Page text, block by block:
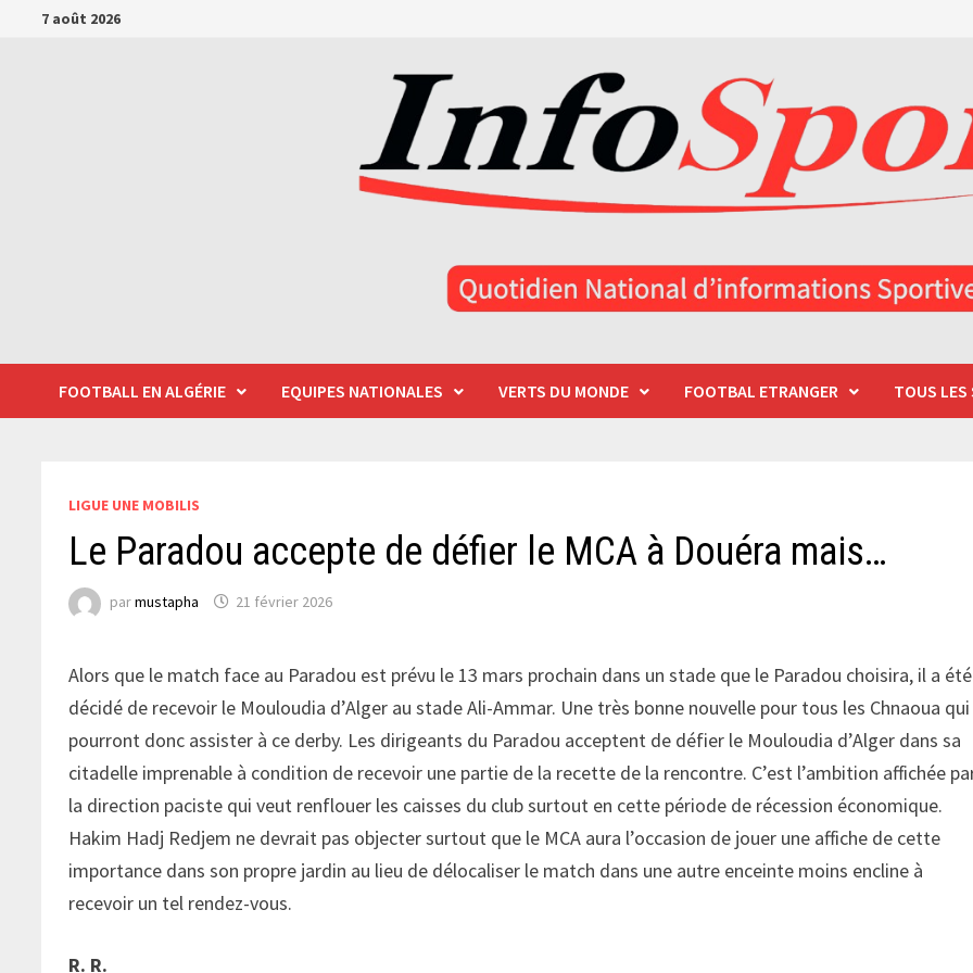
Passer7 août 2026
FOOTBALL EN ALGÉRIE EQUIPES NATIONALES VERTS DU MONDE FOOTBAL ETRANGER TOUS LES
LIGUE UNE MOBILIS
Le Paradou accepte de défier le MCA à Douéra mais…
parmustapha 21 février 2026
Alors que le match face au Paradou est prévu le 13 mars prochain dans un stade que le Paradou choisira, il a été
décidé de recevoir le Mouloudia d’Alger au stade Ali-Ammar. Une très bonne nouvelle pour tous les Chnaoua qui
pourront donc assister à ce derby. Les dirigeants du Paradou acceptent de défier le Mouloudia d’Alger dans sa
citadelle imprenable à condition de recevoir une partie de la recette de la rencontre. C’est l’ambition affichée
la direction paciste qui veut renflouer les caisses du club surtout en cette période de récession économique.
Hakim Hadj Redjem ne devrait pas objecter surtout que le MCA aura l’occasion de jouer une affiche de cette
importance dans son propre jardin au lieu de délocaliser le match dans une autre enceinte moins encline à
recevoir un tel rendez-vous.
R. R.